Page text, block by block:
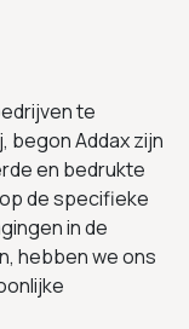
te
begon Addax zijn
en bedrukte
de specifieke
in de
hebben we ons